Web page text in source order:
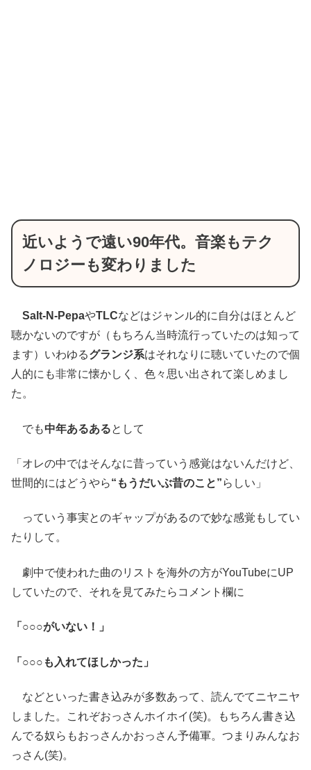
近いようで遠い90年代。音楽もテク
ノロジーも変わりました
Salt-N-PepaやTLCなどはジャンル的に自分はほとんど
聴かないのですが（もちろん当時流行っていたのは知って
ます）いわゆるグランジ系はそれなりに聴いていたので個
人的にも非常に懐かしく、色々思い出されて楽しめまし
た。
でも中年あるあるとして
「オレの中ではそんなに昔っていう感覚はないんだけど、
世間的にはどうやら“もうだいぶ昔のこと”らしい」
っていう事実とのギャップがあるので妙な感覚もしてい
たりして。
劇中で使われた曲のリストを海外の方がYouTubeにUP
していたので、それを見てみたらコメント欄に
「○○○がいない！」
「○○○も入れてほしかった」
などといった書き込みが多数あって、読んでてニヤニヤ
しました。これぞおっさんホイホイ(笑)。もちろん書き込
んでる奴らもおっさんかおっさん予備軍。つまりみんなお
っさん(笑)。